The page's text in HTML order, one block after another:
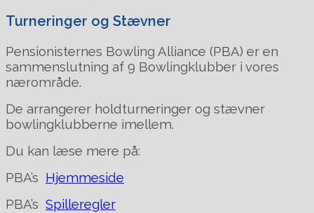
Turneringer og Stævner
Pensionisternes Bowling Alliance (PBA) er en
sammenslutning af 9 Bowlingklubber i vores
nærområde.
De arrangerer holdturneringer og stævner
bowlingklubberne imellem.
Du kan læse mere på:
PBA’s Hjemmeside
PBA’s Spilleregler